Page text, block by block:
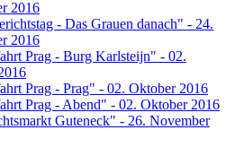
2016
- Das Grauen danach" - 24.
2016
Prag - Burg Karlsteijn" - 02.
Prag - Prag" - 02. Oktober 2016
Prag - Abend" - 02. Oktober 2016
Guteneck" - 26. November